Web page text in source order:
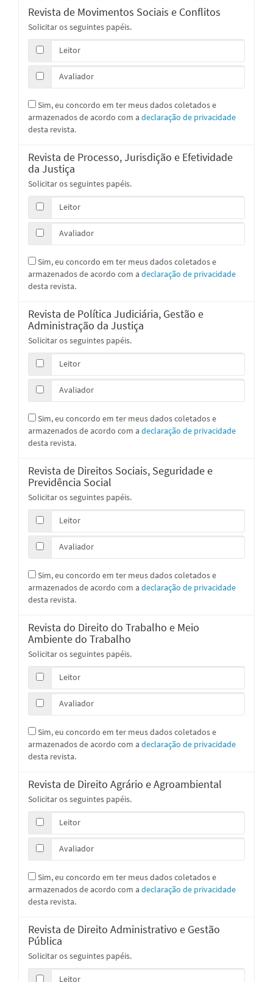
Revista de Movimentos Sociais e Conflitos
Solicitar os seguintes papéis.
Leitor
Avaliador
armazenados de acordo com a declaração de privacidade
desta revista.
Revista de Processo, Jurisdição e Efetividade
da Justiça
Solicitar os seguintes papéis.
Leitor
Avaliador
armazenados de acordo com a declaração de privacidade
desta revista.
Revista de Política Judiciária, Gestão e
Administração da Justiça
Solicitar os seguintes papéis.
Leitor
Avaliador
armazenados de acordo com a declaração de privacidade
desta revista.
Revista de Direitos Sociais, Seguridade e
Previdência Social
Solicitar os seguintes papéis.
Leitor
Avaliador
armazenados de acordo com a declaração de privacidade
desta revista.
Revista do Direito do Trabalho e Meio
Ambiente do Trabalho
Solicitar os seguintes papéis.
Leitor
Avaliador
armazenados de acordo com a declaração de privacidade
desta revista.
Revista de Direito Agrário e Agroambiental
Solicitar os seguintes papéis.
Leitor
Avaliador
armazenados de acordo com a declaração de privacidade
desta revista.
Revista de Direito Administrativo e Gestão
Pública
Solicitar os seguintes papéis.
Leitor